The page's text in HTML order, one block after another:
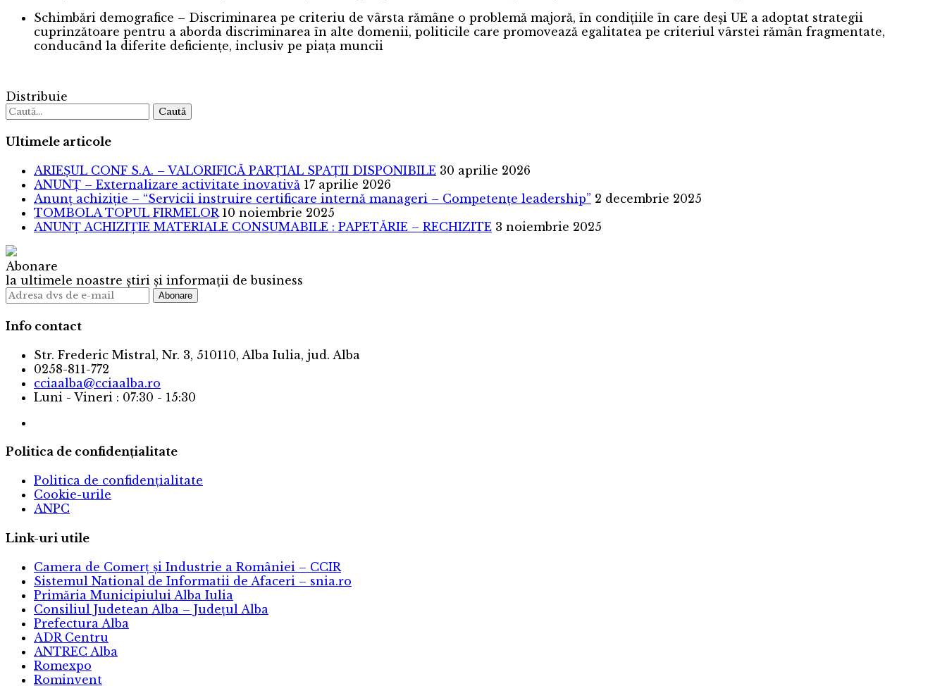
Schimbări demografice – Discriminarea pe criteriu de vârsta rămâne o problemă majoră, în condițiile în care deși UE a adoptat strategii
cuprinzătoare pentru a aborda discriminarea în alte domenii, politicile care promovează egalitatea pe criteriul vârstei rămân fragmentate,
conducând la diferite deficiențe, inclusiv pe piața muncii
Distribuie
Caută
Ultimele articole
ARIEȘUL CONF S.A. – VALORIFICĂ PARȚIAL SPAȚII DISPONIBILE 30 aprilie 2026
ANUNȚ – Externalizare activitate inovativă 17 aprilie 2026
Anunț achiziție – “Servicii instruire certificare internă manageri – Competențe leadership” 2 decembrie 2025
TOMBOLA TOPUL FIRMELOR 10 noiembrie 2025
ANUNȚ ACHIZIȚIE MATERIALE CONSUMABILE : PAPETĂRIE – RECHIZITE 3 noiembrie 2025
Abonare
la ultimele noastre știri și informații de business
Info contact
Str. Frederic Mistral, Nr. 3, 510110, Alba Iulia, jud. Alba
0258-811-772
cciaalba@cciaalba.ro
Luni - Vineri : 07:30 - 15:30
Politica de confidențialitate
Politica de confidențialitate
Cookie-urile
ANPC
Link-uri utile
Camera de Comerț și Industrie a României – CCIR
Sistemul National de Informatii de Afaceri – snia.ro
Primăria Municipiului Alba Iulia
Consiliul Judetean Alba – Județul Alba
Prefectura Alba
ADR Centru
ANTREC Alba
Romexpo
Rominvent